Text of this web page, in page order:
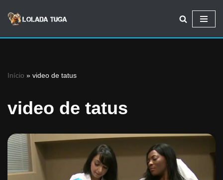
Avançar
Início » video de tatus
video de tatus